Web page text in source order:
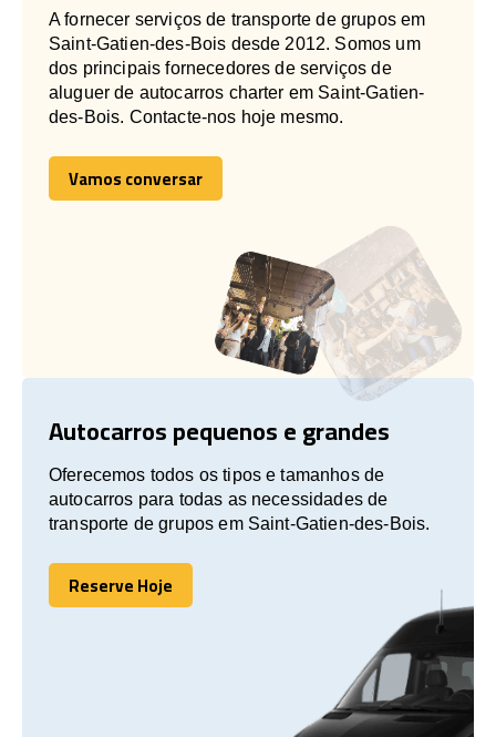
A fornecer serviços de transporte de grupos em
Saint-Gatien-des-Bois desde 2012. Somos um
dos principais fornecedores de serviços de
aluguer de autocarros charter em Saint-Gatien-
des-Bois. Contacte-nos hoje mesmo.
Vamos conversar
Vamos conversar
Autocarros pequenos e grandes
Oferecemos todos os tipos e tamanhos de
autocarros para todas as necessidades de
transporte de grupos em Saint-Gatien-des-Bois.
Reserve Hoje
Reserve Hoje